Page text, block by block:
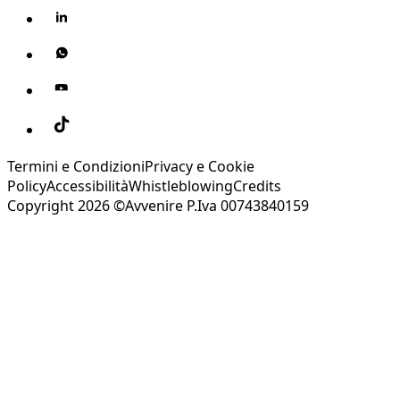
Termini e CondizioniPrivacy e Cookie
PolicyAccessibilitàWhistleblowingCredits
Copyright 2026 ©Avvenire P.Iva 00743840159